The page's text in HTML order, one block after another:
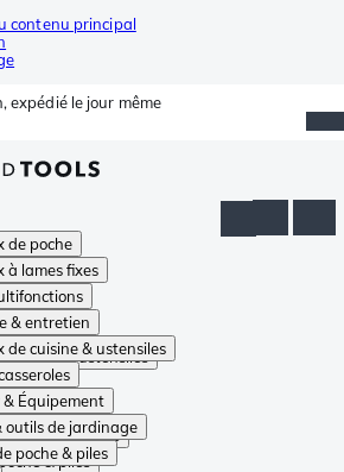
contenu principal
expédié le jour même
de poche
à lames fixes
& entretien
de cuisine & ustensiles
Équipement
outils de jardinage
poche & piles
poche
fixes
entretien
cuisine & ustensiles
de jardinage
& piles